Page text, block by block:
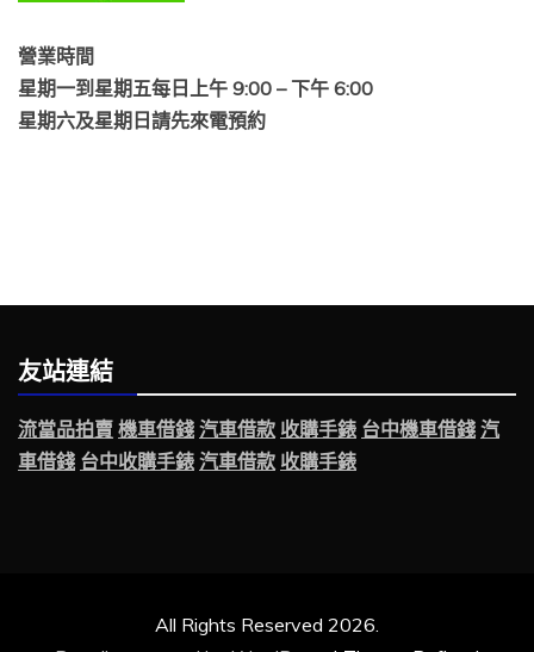
營業時間
星期一到星期五每日上午 9:00 – 下午 6:00
星期六及星期日請先來電預約
友站連結
流當品拍賣 機車借錢 汽車借款 收購手錶 台中機車借錢 汽
車借錢 台中收購手錶 汽車借款 收購手錶
All Rights Reserved 2026.